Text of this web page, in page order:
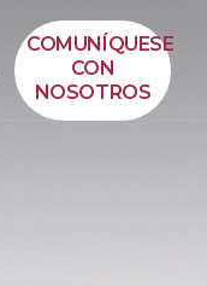
COMUNÍQUESE
CON
NOSOTROS